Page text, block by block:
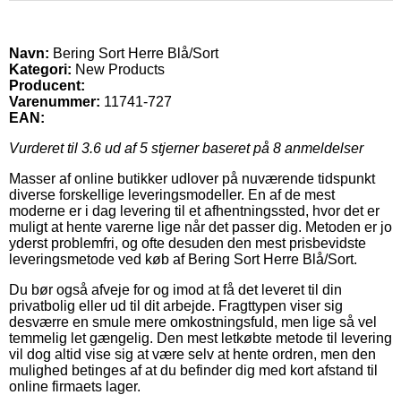
Navn: Bering Sort Herre Blå/Sort
Kategori: New Products
Producent:
Varenummer: 11741-727
EAN:
Vurderet til 3.6 ud af 5 stjerner baseret på 8 anmeldelser
Masser af online butikker udlover på nuværende tidspunkt
diverse forskellige leveringsmodeller. En af de mest
moderne er i dag levering til et afhentningssted, hvor det er
muligt at hente varerne lige når det passer dig. Metoden er jo
yderst problemfri, og ofte desuden den mest prisbevidste
leveringsmetode ved køb af Bering Sort Herre Blå/Sort.
Du bør også afveje for og imod at få det leveret til din
privatbolig eller ud til dit arbejde. Fragttypen viser sig
desværre en smule mere omkostningsfuld, men lige så vel
temmelig let gængelig. Den mest letkøbte metode til levering
vil dog altid vise sig at være selv at hente ordren, men den
mulighed betinges af at du befinder dig med kort afstand til
online firmaets lager.